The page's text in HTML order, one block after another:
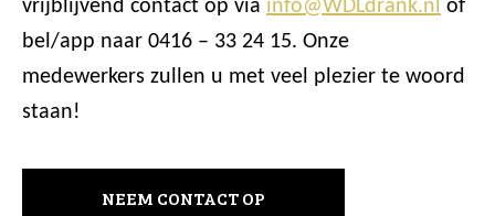
vrijblijvend contact op via info@WDLdrank.nl of
bel/app naar 0416 – 33 24 15. Onze
medewerkers zullen u met veel plezier te woord
staan!
NEEM CONTACT OP